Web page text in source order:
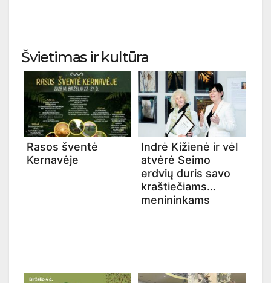
Švietimas ir kultūra
Rasos šventė
Kernavėje
Indrė Kižienė ir vėl
atvėrė Seimo
erdvių duris savo
kraštiečiams
menininkams